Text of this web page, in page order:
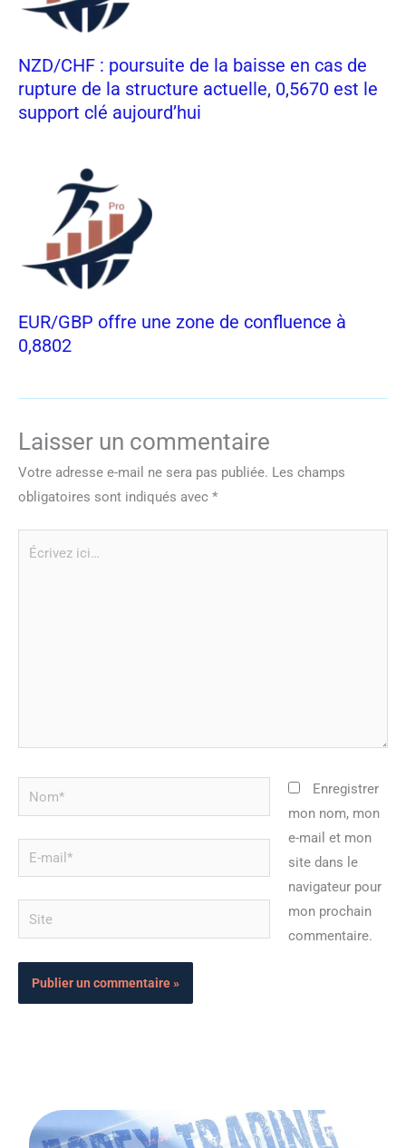
NZD/CHF : poursuite de la baisse en cas de
rupture de la structure actuelle, 0,5670 est le
support clé aujourd’hui
EUR/GBP offre une zone de confluence à
0,8802
Laisser un commentaire
Votre adresse e-mail ne sera pas publiée. Les champs
obligatoires sont indiqués avec *
Nom*
mail*
Site
Enregistrer
mon nom, mon
e-mail et mon
site dans le
navigateur pour
mon prochain
commentaire.